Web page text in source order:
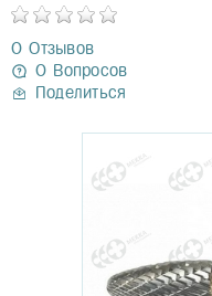
0 Отзывов
0 Вопросов
Поделиться